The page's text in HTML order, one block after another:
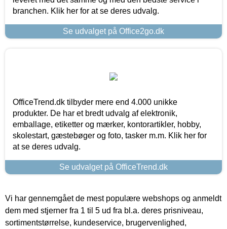
branchen. Klik her for at se deres udvalg.
Se udvalget på Office2go.dk
OfficeTrend.dk tilbyder mere end 4.000 unikke
produkter. De har et bredt udvalg af elektronik,
emballage, etiketter og mærker, kontorartikler, hobby,
skolestart, gæstebøger og foto, tasker m.m. Klik her for
at se deres udvalg.
Se udvalget på OfficeTrend.dk
Vi har gennemgået de mest populære webshops og anmeldt
dem med stjerner fra 1 til 5 ud fra bl.a. deres prisniveau,
sortimentstørrelse, kundeservice, brugervenlighed,